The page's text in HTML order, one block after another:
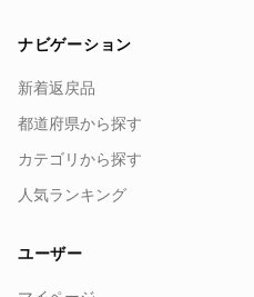
ナビゲーション
新着返戻品
都道府県から探す
カテゴリから探す
人気ランキング
ユーザー